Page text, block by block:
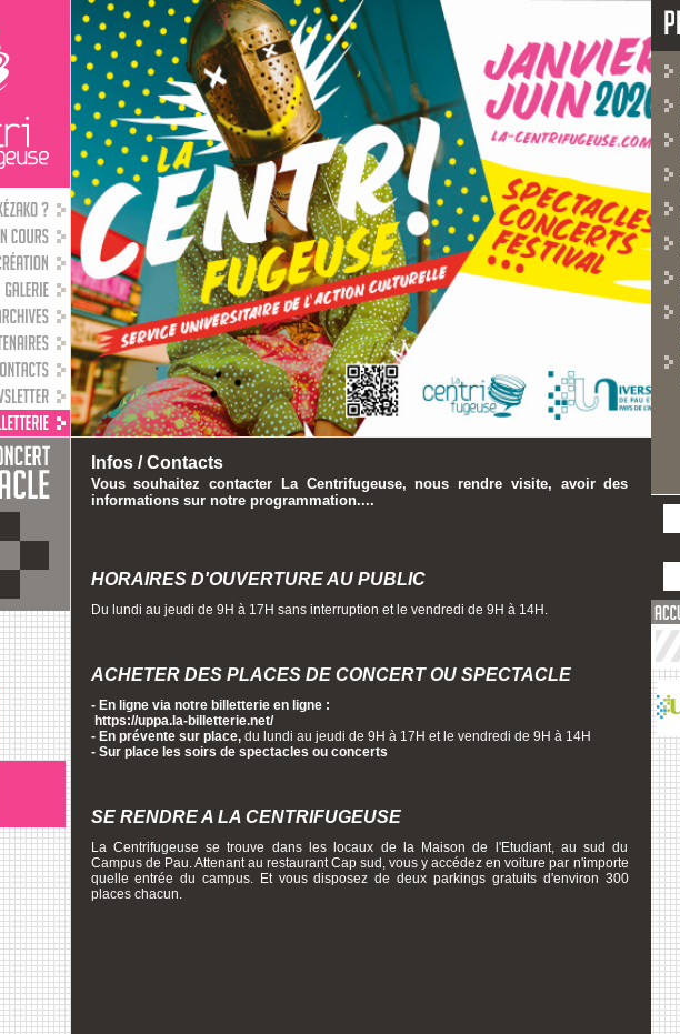
Infos / Contacts
Vous souhaitez contacter La Centrifugeuse, nous rendre visite, avoir des
informations sur notre programmation....
HORAIRES D'OUVERTURE AU PUBLIC
Du lundi au jeudi de 9H à 17H sans interruption et le vendredi de 9H à 14H.
ACHETER DES PLACES DE CONCERT OU SPECTACLE
- En ligne via notre billetterie en ligne :
https://uppa.la-billetterie.net/
- En prévente sur place,du lundi au jeudi de 9H à 17H et le vendredi de 9H à 14H
- Sur place les soirs de spectacles ou concerts
SE RENDRE A LA CENTRIFUGEUSE
La Centrifugeuse se trouve dans les locaux de la Maison de l'Etudiant, au sud du
Campus de Pau. Attenant au restaurant Cap sud, vous y accédez en voiture par n'importe
quelle entrée du campus. Et vous disposez de deux parkings gratuits d'environ 300
places chacun.